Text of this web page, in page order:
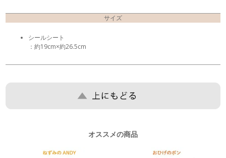
サイズ
シールシート
：約19cm×約26.5cm
オススメの商品